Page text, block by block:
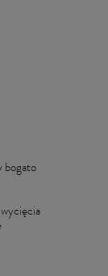
bogato